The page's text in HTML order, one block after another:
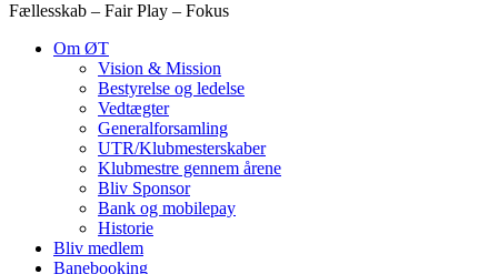
Fællesskab – Fair Play – Fokus
Om ØT
Vision & Mission
Bestyrelse og ledelse
Vedtægter
Generalforsamling
UTR/Klubmesterskaber
Klubmestre gennem årene
Bliv Sponsor
Bank og mobilepay
Historie
Bliv medlem
Banebooking